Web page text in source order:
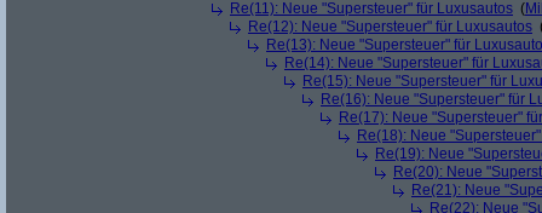
Re(11): Neue "Supersteuer" für Luxusautos (
Re(12): Neue "Supersteuer" für Luxusautos
Re(13): Neue "Supersteuer" für
Re(14): Neue "Supersteuer" für
Re(15): Neue "Supersteuer" für
Re(16): Neue "Supersteuer" für
Re(17): Neue "Supersteuer"
Re(18): Neue
Re(19): Neue
Re(20): Neue
Re(21): Neue
Re(22): Neue